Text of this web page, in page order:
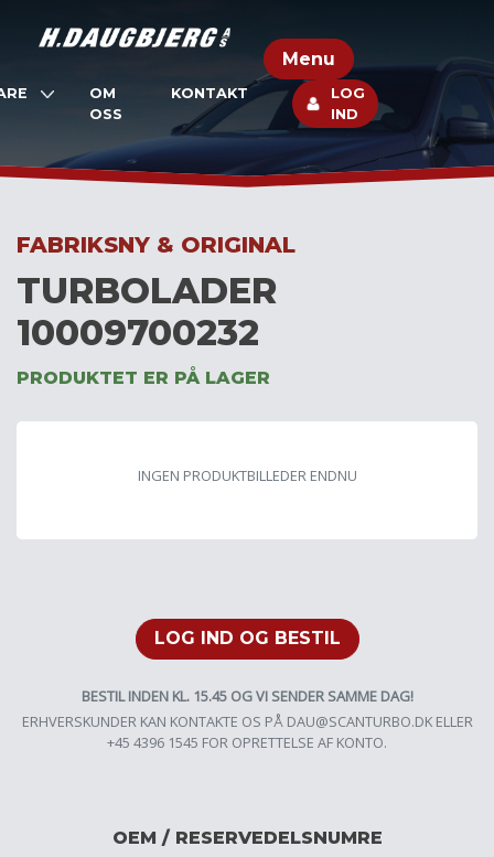
Menu
OM
OSS
KONTAKT
LOG
IND
FABRIKSNY & ORIGINAL
TURBOLADER
10009700232
PRODUKTET ER PÅ LAGER
INGEN PRODUKTBILLEDER ENDNU
LOG IND OG BESTIL
BESTIL INDEN KL. 15.45 OG VI SENDER SAMME DAG!
ERHVERSKUNDER KAN KONTAKTE OS PÅ DAU@SCANTURBO.DKELLER
+45 4396 1545 FOR OPRETTELSE AF KONTO.
OEM / RESERVEDELSNUMRE